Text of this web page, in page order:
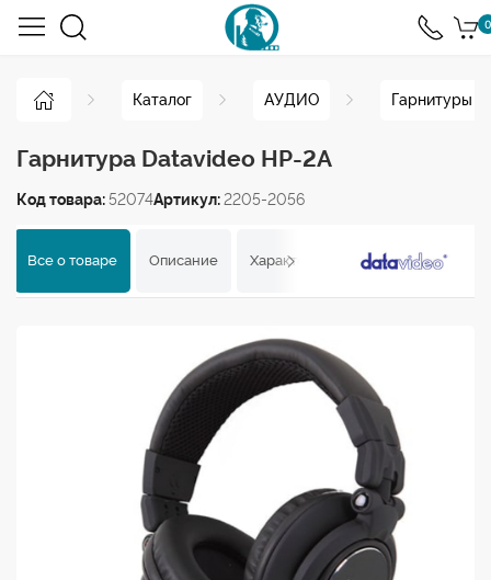
0
Каталог АУДИО Гарнитуры
Гарнитура Datavideo HP-2A
Код товара: 52074Артикул:2205-2056
Все о товаре Описание Характеристики Отзывы